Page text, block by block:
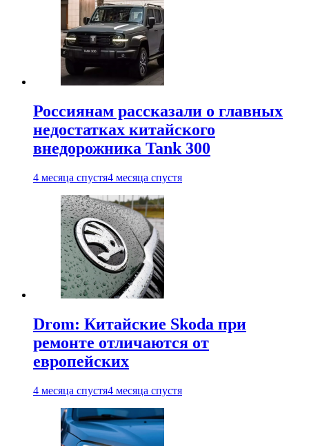
Россиянам рассказали о главных
недостатках китайского
внедорожника Tank 300
4 месяца спустя4 месяца спустя
Drom: Китайские Skoda при
ремонте отличаются от
европейских
4 месяца спустя4 месяца спустя